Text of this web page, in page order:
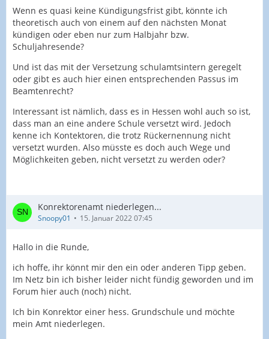
Wenn es quasi keine Kündigungsfrist gibt, könnte ich
theoretisch auch von einem auf den nächsten Monat
kündigen oder eben nur zum Halbjahr bzw.
Schuljahresende?
Und ist das mit der Versetzung schulamtsintern geregelt
oder gibt es auch hier einen entsprechenden Passus im
Beamtenrecht?
Interessant ist nämlich, dass es in Hessen wohl auch so ist,
dass man an eine andere Schule versetzt wird. Jedoch
kenne ich Kontektoren, die trotz Rückernennung nicht
versetzt wurden. Also müsste es doch auch Wege und
Möglichkeiten geben, nicht versetzt zu werden oder?
Konrektorenamt niederlegen...
Snoopy01 15. Januar 2022 07:45
Hallo in die Runde,
ich hoffe, ihr könnt mir den ein oder anderen Tipp geben.
Im Netz bin ich bisher leider nicht fündig geworden und im
Forum hier auch (noch) nicht.
Ich bin Konrektor einer hess. Grundschule und möchte
mein Amt niederlegen.